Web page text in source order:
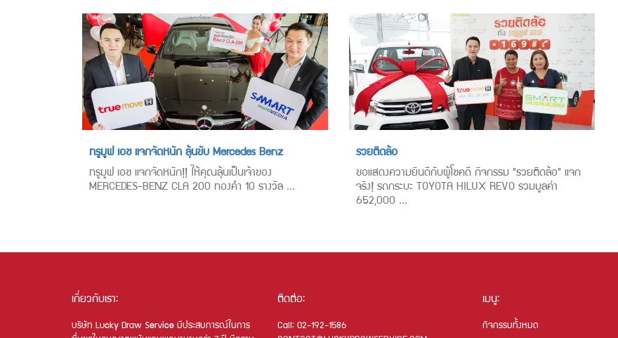
ทรูมูฟ เอช แจกจัดหนัก ลุ้นขับ Mercedes Benz
ทรูมูฟ เอช แจกจัดหนัก!! ให้คุณลุ้นเป็นเจ้าของ
MERCEDES-BENZ CLA 200 ทองคำ 10 รางวัล ...
รวยติดล้อ
ขอแสดงความยินดีกับผู้โชคดี กิจกรรม "รวยติดล้อ" แจก
จริง! รถกระบะ TOYOTA HILUX REVO รวมมูลค่า
652,000 ...
เกี่ยวกับเรา:
บริษัท Lucky Draw Service มีประสบการณ์ในการ
ติดต่อ:
Call: 02-192-1586
เมนู:
กิจกรรมทั้งหมด